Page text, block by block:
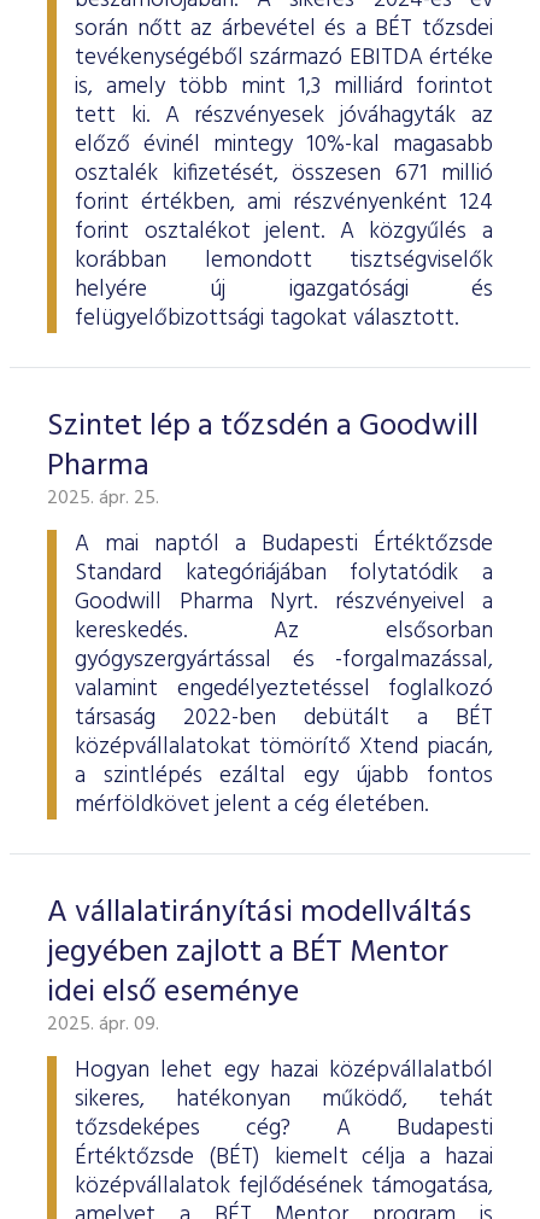
során nőtt az árbevétel és a BÉT tőzsdei
tevékenységéből származó EBITDA értéke
is, amely több mint 1,3 milliárd forintot
tett ki. A részvényesek jóváhagyták az
előző évinél mintegy 10%-kal magasabb
osztalék kifizetését, összesen 671 millió
forint értékben, ami részvényenként 124
forint osztalékot jelent. A közgyűlés a
korábban lemondott tisztségviselők
helyére új igazgatósági és
felügyelőbizottsági tagokat választott.
Szintet lép a tőzsdén a Goodwill
Pharma
2025. ápr. 25.
A mai naptól a Budapesti Értéktőzsde
Standard kategóriájában folytatódik a
Goodwill Pharma Nyrt. részvényeivel a
kereskedés. Az elsősorban
gyógyszergyártással és -forgalmazással,
valamint engedélyeztetéssel foglalkozó
társaság 2022-ben debütált a BÉT
középvállalatokat tömörítő Xtend piacán,
a szintlépés ezáltal egy újabb fontos
mérföldkövet jelent a cég életében.
A vállalatirányítási modellváltás
jegyében zajlott a BÉT Mentor
idei első eseménye
2025. ápr. 09.
Hogyan lehet egy hazai középvállalatból
sikeres, hatékonyan működő, tehát
tőzsdeképes cég? A Budapesti
Értéktőzsde (BÉT) kiemelt célja a hazai
középvállalatok fejlődésének támogatása,